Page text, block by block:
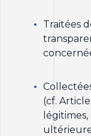
Traitées
(cf.